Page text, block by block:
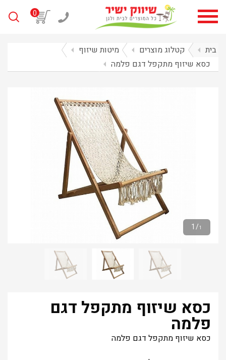
0
בית arrow_left קטלוג מוצרים arrow_left מיטות שיזוף arrow_left
כסא שיזוף מתקפל דגם פלמה arrow_left
1/1
כסא שיזוף מתקפל דגם
פלמה
כסא שיזוף מתקפל דגם פלמה